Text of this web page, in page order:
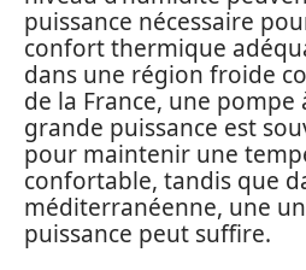
puissance nécessaire
confort thermique
dans une région froide
de la France, une pompe
grande puissance est
pour maintenir une
confortable, tandis que
méditerranéenne, une
puissance peut suffire.